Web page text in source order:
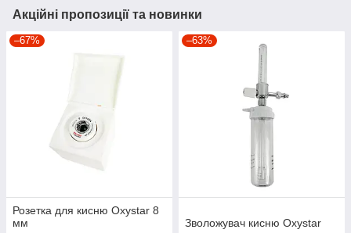
Акційні пропозиції та новинки
–67%
Розетка для кисню Oxystar 8
мм
–63%
Зволожувач кисню Oxystar